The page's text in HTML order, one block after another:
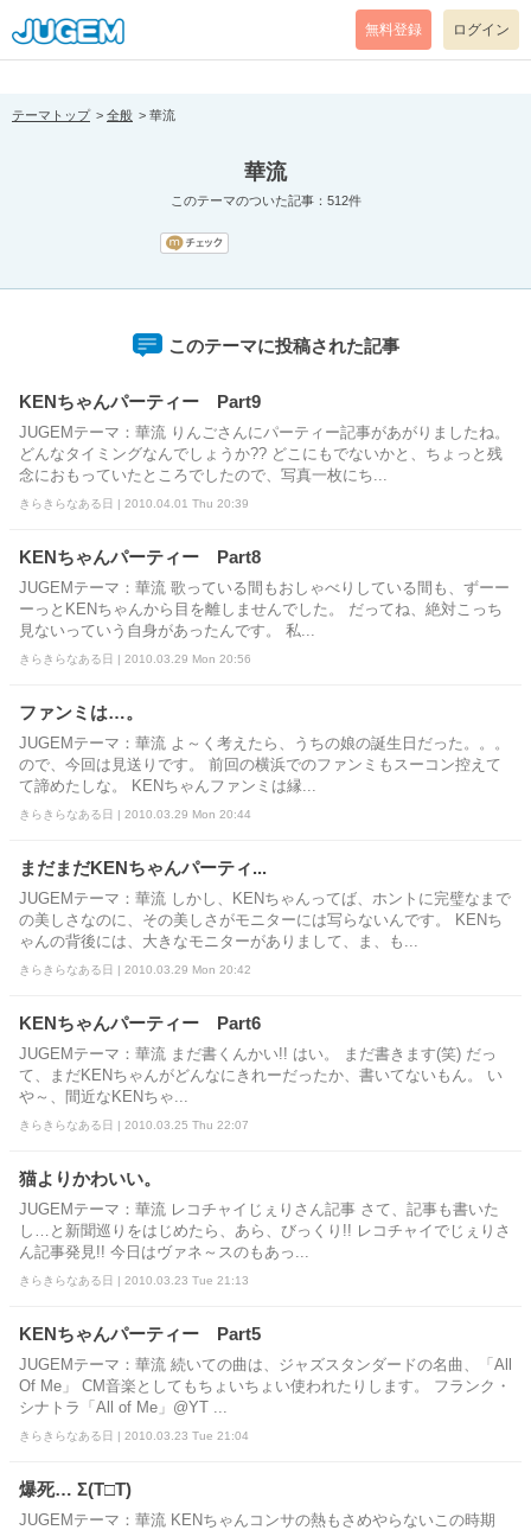
[pear_error: message="Success" code=0 mode=return level=notice
prefix="" info=""]
無料登録 ログイン
テーマトップ 全般 華流
華流
このテーマのついた記事：512件
このテーマに投稿された記事
KENちゃんパーティー Part9
JUGEMテーマ：華流 りんごさんにパーティー記事があがりましたね。
どんなタイミングなんでしょうか?? どこにもでないかと、ちょっと残
念におもっていたところでしたので、写真一枚にち...
きらきらなある日 | 2010.04.01 Thu 20:39
KENちゃんパーティー Part8
JUGEMテーマ：華流 歌っている間もおしゃべりしている間も、ずーー
ーっとKENちゃんから目を離しませんでした。 だってね、絶対こっち
見ないっていう自身があったんです。 私...
きらきらなある日 | 2010.03.29 Mon 20:56
ファンミは…。
JUGEMテーマ：華流 よ～く考えたら、うちの娘の誕生日だった。。。
ので、今回は見送りです。 前回の横浜でのファンミもスーコン控えて
て諦めたしな。 KENちゃんファンミは縁...
きらきらなある日 | 2010.03.29 Mon 20:44
まだまだKENちゃんパーティ...
JUGEMテーマ：華流 しかし、KENちゃんってば、ホントに完璧なまで
の美しさなのに、その美しさがモニターには写らないんです。 KENち
ゃんの背後には、大きなモニターがありまして、ま、も...
きらきらなある日 | 2010.03.29 Mon 20:42
KENちゃんパーティー Part6
JUGEMテーマ：華流 まだ書くんかい!! はい。 まだ書きます(笑) だっ
て、まだKENちゃんがどんなにきれーだったか、書いてないもん。 い
や～、間近なKENちゃ...
きらきらなある日 | 2010.03.25 Thu 22:07
猫よりかわいい。
JUGEMテーマ：華流 レコチャイじぇりさん記事 さて、記事も書いた
し…と新聞巡りをはじめたら、あら、びっくり!! レコチャイでじぇりさ
ん記事発見!! 今日はヴァネ～スのもあっ...
きらきらなある日 | 2010.03.23 Tue 21:13
KENちゃんパーティー Part5
JUGEMテーマ：華流 続いての曲は、ジャズスタンダードの名曲、「All
Of Me」 CM音楽としてもちょいちょい使われたりします。 フランク・
シナトラ「All of Me」@YT ...
きらきらなある日 | 2010.03.23 Tue 21:04
爆死… Σ(T□T)
JUGEMテーマ：華流 KENちゃんコンサの熱もさめやらないこの時期